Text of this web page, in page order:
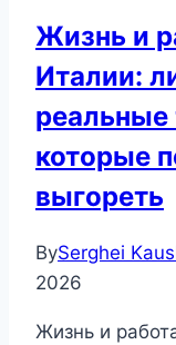
Жизнь и
Италии:
реальные
которые
выгореть
BySerghei
2026
Жизнь и